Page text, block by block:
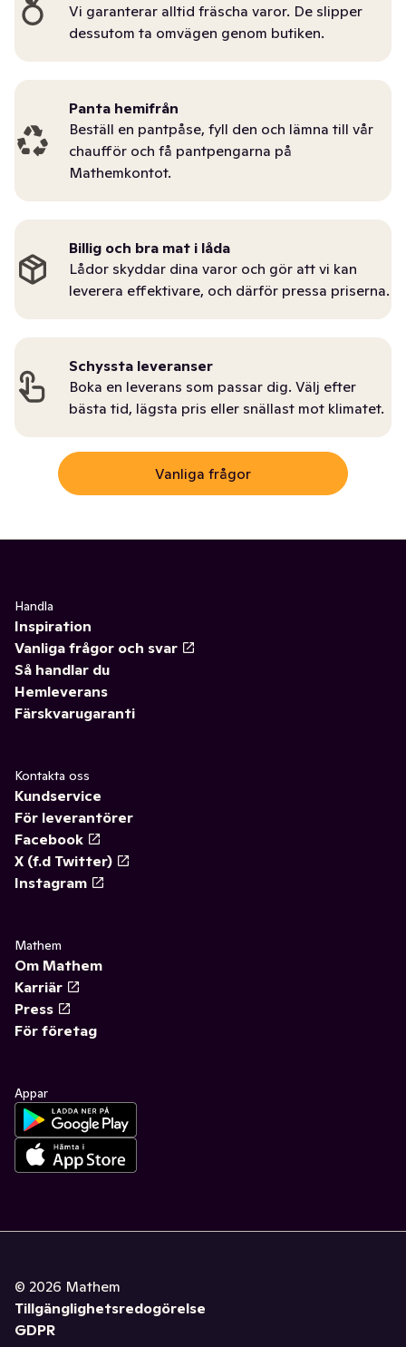
Vi garanterar alltid fräscha varor. De slipper
dessutom ta omvägen genom butiken.
Panta hemifrån
Beställ en pantpåse, fyll den och lämna till vår
chaufför och få pantpengarna på
Mathemkontot.
Billig och bra mat i låda
Lådor skyddar dina varor och gör att vi kan
leverera effektivare, och därför pressa priserna.
Schyssta leveranser
Boka en leverans som passar dig. Välj efter
bästa tid, lägsta pris eller snällast mot klimatet.
Vanliga frågor
Handla
Inspiration
Vanliga frågor och svar
Så handlar du
Hemleverans
Färskvarugaranti
Kontakta oss
Kundservice
För leverantörer
Facebook
X (f.d Twitter)
Instagram
Mathem
Om Mathem
Karriär
Press
För företag
Appar
© 2026 Mathem
Tillgänglighetsredogörelse
GDPR